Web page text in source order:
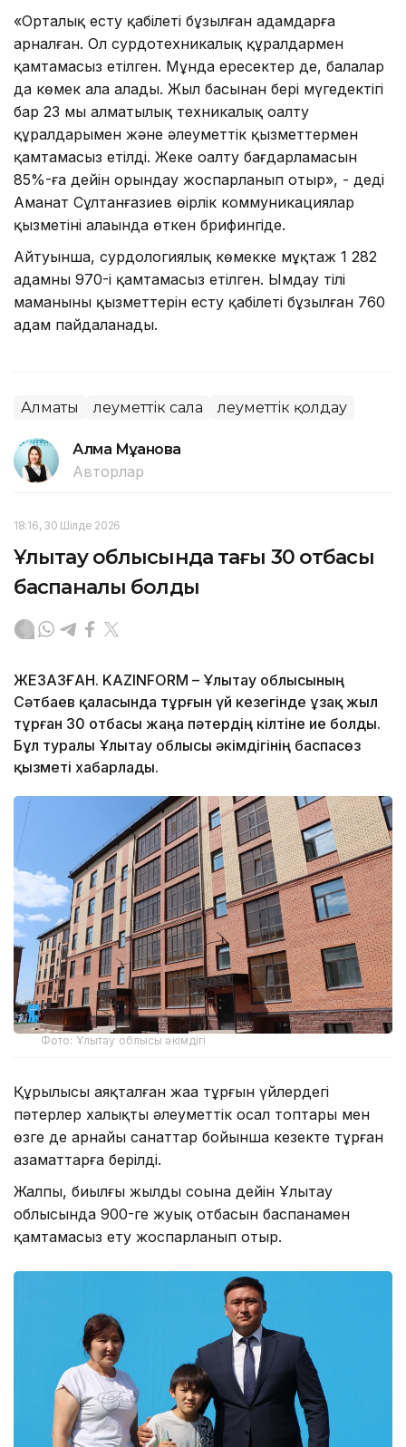
«Орталық есту қабілеті бұзылған адамдарға
арналған. Ол сурдотехникалық құралдармен
қамтамасыз етілген. Мұнда ересектер де, балалар
да көмек ала алады. Жыл басынан бері мүгедектігі
бар 23 мың алматылық техникалық оңалту
құралдарымен және әлеуметтік қызметтермен
қамтамасыз етілді. Жеке оңалту бағдарламасын
85%-ға дейін орындау жоспарланып отыр», - деді
Аманат Сұлтанғазиев өңірлік коммуникациялар
қызметінің алаңында өткен брифингіде.
Айтуынша, сурдологиялық көмекке мұқтаж 1 282
адамның 970-і қамтамасыз етілген. Ымдау тілі
маманының қызметтерін есту қабілеті бұзылған 760
адам пайдаланады.
Алматы Әлеуметтік сала Әлеуметтік қолдау
Алма Мұқанова
Авторлар
18:16, 30 Шілде 2026
Ұлытау облысында тағы 30 отбасы
баспаналы болды
ЖЕЗҚАЗҒАН. KAZINFORM – Ұлытау облысының
Сәтбаев қаласында тұрғын үй кезегінде ұзақ жыл
тұрған 30 отбасы жаңа пәтердің кілтіне ие болды.
Бұл туралы Ұлытау облысы әкімдігінің баспасөз
қызметі хабарлады.
Фото: Ұлытау облысы әкімдігі
Құрылысы аяқталған жаңа тұрғын үйлердегі
пәтерлер халықтың әлеуметтік осал топтары мен
өзге де арнайы санаттар бойынша кезекте тұрған
азаматтарға берілді.
Жалпы, биылғы жылдың соңына дейін Ұлытау
облысында 900-ге жуық отбасын баспанамен
қамтамасыз ету жоспарланып отыр.